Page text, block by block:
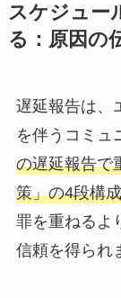
スケジュー
る：原因の
遅延報告は、
を伴うコミュ
の遅延報告
策」の4段構
罪を重ねるよ
信頼を得られ